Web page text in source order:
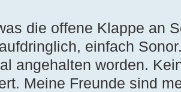
die offene Klappe an
einfach
angehalten worden.
Meine Freunde sind